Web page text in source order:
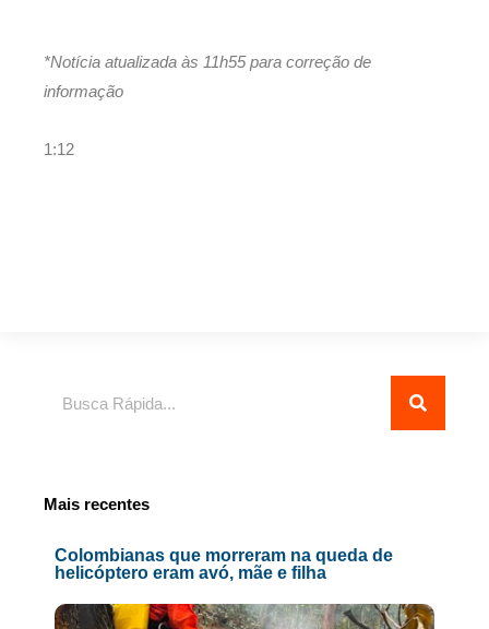
*Notícia atualizada às 11h55 para correção de
informação
1:12
Mais recentes
Colombianas que morreram na queda de
helicóptero eram avó, mãe e filha